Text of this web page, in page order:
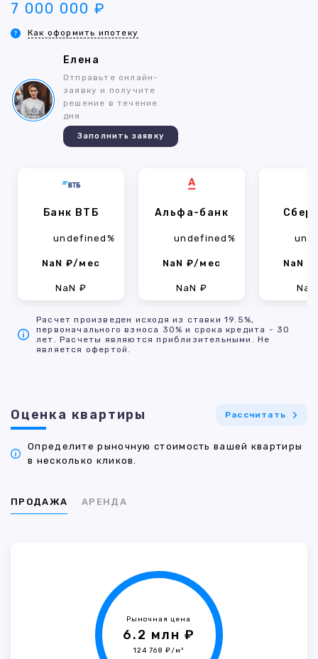
7 000 000 ₽
Как оформить ипотеку
Елена
Отправьте онлайн-
заявку и получите
решение в течение
дня
Заполнить заявку
Банк ВТБ
undefined%
NaN ₽/мес
NaN ₽
Альфа-банк
undefined%
NaN ₽/мес
NaN ₽
NaN
Расчет произведен исходя из ставки 19.5%,
первоначального взноса 30% и срока кредита - 30
лет. Расчеты являются приблизительными. Не
является офертой.
Оценка квартиры Рассчитать
Определите рыночную стоимость вашей квартиры
в несколько кликов.
ПРОДАЖА АРЕНДА
Рыночная цена
6.2 млн ₽
124 768 ₽/м²